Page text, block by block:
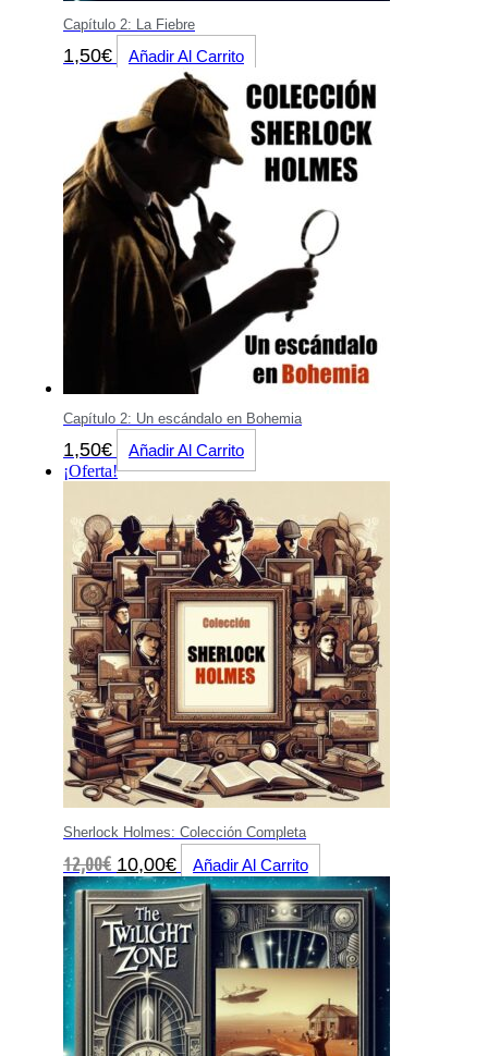
Capítulo 2: La Fiebre
1,50€ Añadir Al Carrito
Capítulo 2: Un escándalo en Bohemia
1,50€
Añadir Al Carrito
¡Oferta!
Sherlock Holmes: Colección Completa
12,00€ El
precio
original
era:
12,00€.
10,00€El
precio
actual
es:
10,00€.
Añadir Al Carrito